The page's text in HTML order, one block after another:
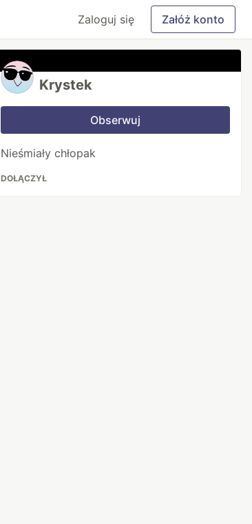
Zaloguj się Załóż konto
Krystek
Obserwuj
Nieśmiały chłopak
DOŁĄCZYŁ